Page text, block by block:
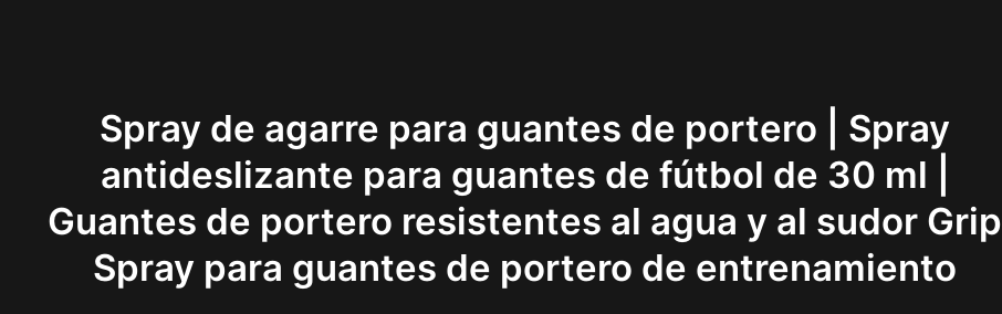
Spray de agarre para guantes de portero | Spray
antideslizante para guantes de fútbol de 30 ml |
Guantes de portero resistentes al agua y al sudor Grip
Spray para guantes de portero de entrenamiento